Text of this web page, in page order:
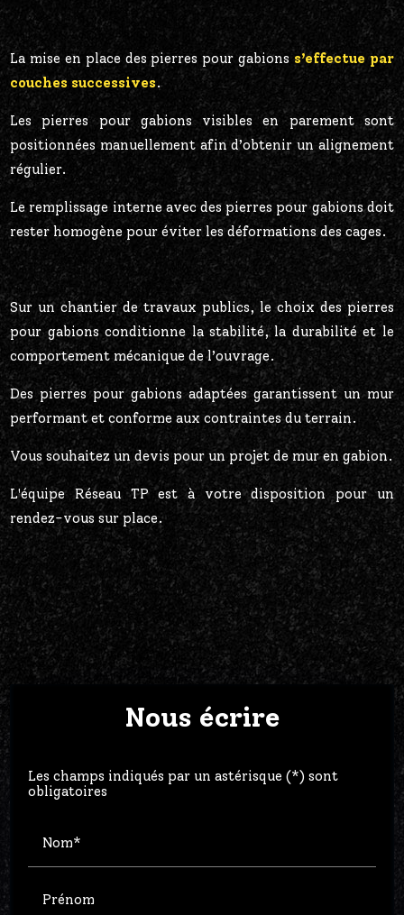
La mise en place des pierres pour gabions s’effectue par
couches successives.
Les pierres pour gabions visibles en parement sont
positionnées manuellement afin d’obtenir un alignement
régulier.
Le remplissage interne avec des pierres pour gabions doit
rester homogène pour éviter les déformations des cages.
Sur un chantier de travaux publics, le choix des pierres
pour gabions conditionne la stabilité, la durabilité et le
comportement mécanique de l’ouvrage.
Des pierres pour gabions adaptées garantissent un mur
performant et conforme aux contraintes du terrain.
Vous souhaitez un devis pour un projet de mur en gabion.
L'équipe Réseau TP est à votre disposition pour un
rendez-vous sur place.
Nous écrire
Les champs indiqués par un astérisque (*) sont
obligatoires
Nom*
Prénom